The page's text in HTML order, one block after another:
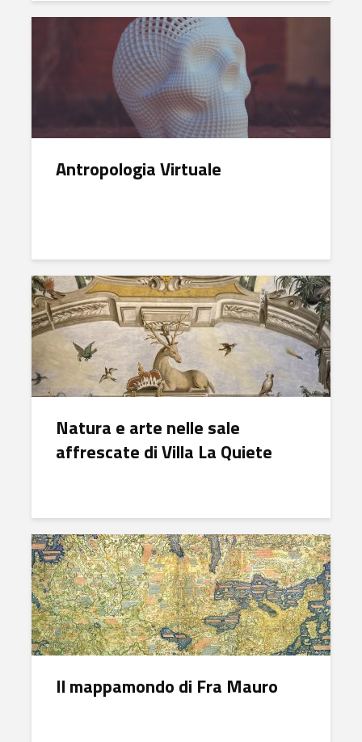
Antropologia Virtuale
Natura e arte nelle sale
affrescate di Villa La Quiete
Il mappamondo di Fra Mauro